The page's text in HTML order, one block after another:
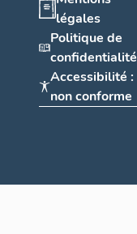
légales
Politique de
confidentialité
Accessibilité :
non conforme